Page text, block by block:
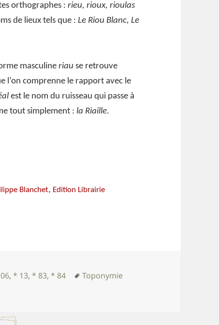
orthographes :rieu, rioux, rioulas
de lieux tels que :Le Riou Blanc, Le
masculineriau se retrouve
l’on comprenne le rapport avec le
est le nom du ruisseau qui passe à
tout simplement :la Riaille.
Blanchet, Edition Librairie
,* 13,* 83,* 84
Mots-
Toponymie